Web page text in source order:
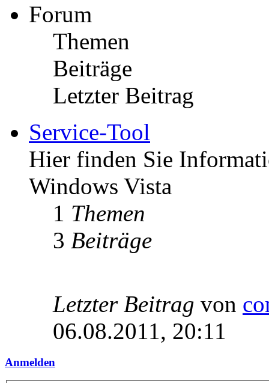
Forum
Themen
Beiträge
Letzter Beitrag
Service-Tool
Hier finden Sie
Windows Vista
1 Themen
3 Beiträge
Letzter Beitrag von
06.08.2011, 20:11
Anmelden